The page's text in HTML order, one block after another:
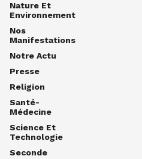
Nature Et
Environnement
Nos
Manifestations
Notre Actu
Presse
Religion
Santé-
Médecine
Science Et
Technologie
Seconde